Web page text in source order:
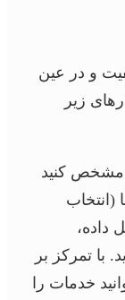
و در عین
زیر
مشخص کنید
(انتخاب
داده،
با تمرکز بر
خدمات را